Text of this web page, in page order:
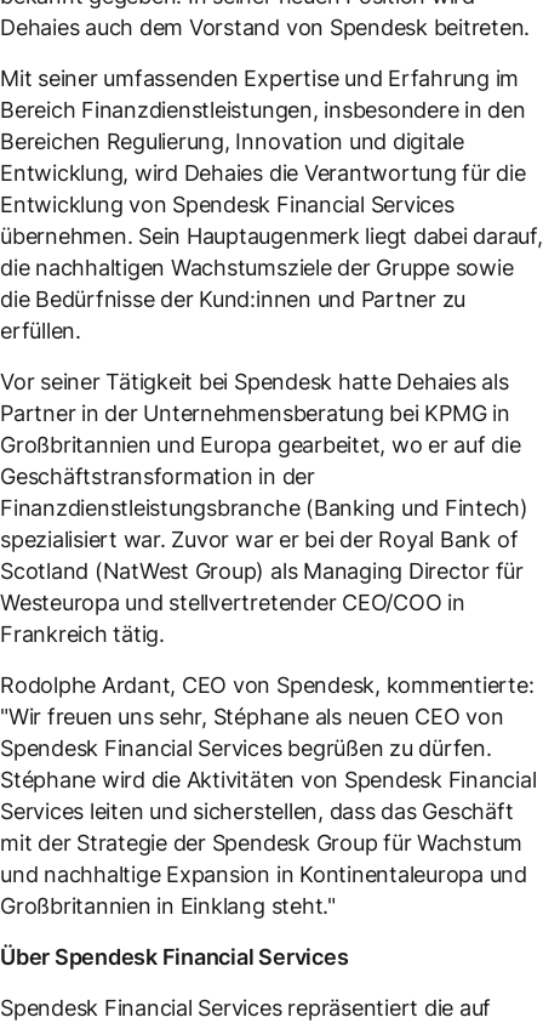
Dehaies auch dem Vorstand von Spendesk beitreten.
Mit seiner umfassenden Expertise und Erfahrung im
Bereich Finanzdienstleistungen, insbesondere in den
Bereichen Regulierung, Innovation und digitale
Entwicklung, wird Dehaies die Verantwortung für die
Entwicklung von Spendesk Financial Services
übernehmen. Sein Hauptaugenmerk liegt dabei darauf,
die nachhaltigen Wachstumsziele der Gruppe sowie
die Bedürfnisse der Kund:innen und Partner zu
erfüllen.
Vor seiner Tätigkeit bei Spendesk hatte Dehaies als
Partner in der Unternehmensberatung bei KPMG in
Großbritannien und Europa gearbeitet, wo er auf die
Geschäftstransformation in der
Finanzdienstleistungsbranche (Banking und Fintech)
spezialisiert war. Zuvor war er bei der Royal Bank of
Scotland (NatWest Group) als Managing Director für
Westeuropa und stellvertretender CEO/COO in
Frankreich tätig.
Rodolphe Ardant, CEO von Spendesk, kommentierte:
"Wir freuen uns sehr, Stéphane als neuen CEO von
Spendesk Financial Services begrüßen zu dürfen.
Stéphane wird die Aktivitäten von Spendesk Financial
Services leiten und sicherstellen, dass das Geschäft
mit der Strategie der Spendesk Group für Wachstum
und nachhaltige Expansion in Kontinentaleuropa und
Großbritannien in Einklang steht."
Über Spendesk Financial Services
Spendesk Financial Services repräsentiert die auf